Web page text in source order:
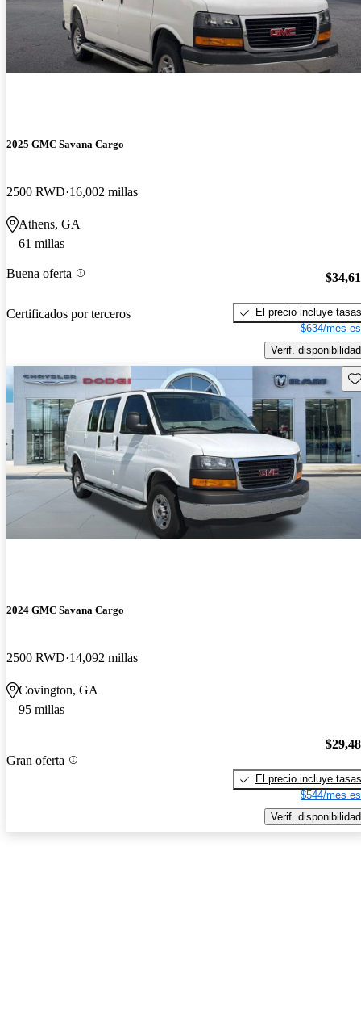
2025 GMC Savana Cargo
2500 RWD 16,002 millas
Athens, GA
61 millas
Buena oferta
Certificados por terceros
El precio incluye tasas
$634/mes
Verif. disponibilidad
2024 GMC Savana Cargo
2500 RWD 14,092 millas
Covington, GA
95 millas
Gran oferta
El precio incluye tasas
$544/mes
Verif. disponibilidad